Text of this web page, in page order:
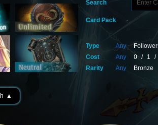
Search
Card Pack
Type Any
Cost
Any 0 / 1
/
Rarity
Any Bronze
▲